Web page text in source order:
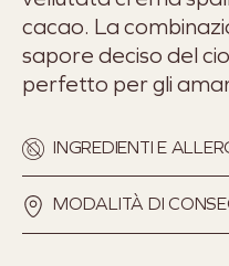
cacao. La
sapore deciso del
perfetto per gli
INGREDIENTI E
MODALITÀ DI